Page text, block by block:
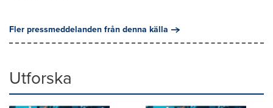
Fler pressmeddelanden från denna källa
Utforska